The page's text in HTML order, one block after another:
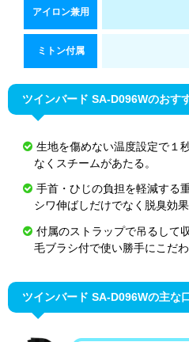
アイロン兼用
ミトン付属
ツインバード SA-D096Wのおす
生地を傷めない温度設定で１
なくスチームがあたる。
手首・ひじの負担を軽減する
シワ伸ばしだけでなく脱臭効果
付属のストラップで吊るして
毛ブラシ付で使い勝手にこだ
ツインバード SA-D096Wの主な